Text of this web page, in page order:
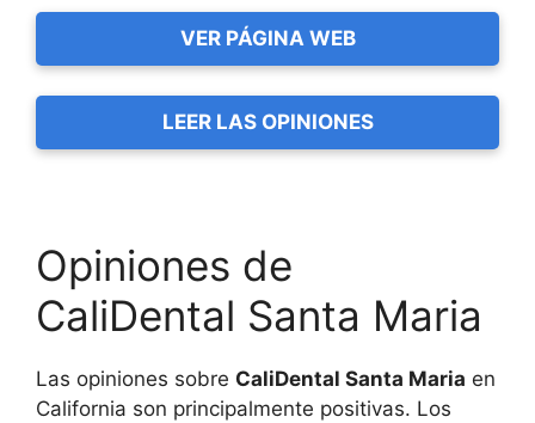
VER PÁGINA WEB
LEER LAS OPINIONES
Opiniones de
CaliDental Santa Maria
Las opiniones sobre CaliDental Santa Maria en
California son principalmente positivas. Los